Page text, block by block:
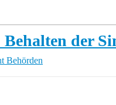
der
Behörden